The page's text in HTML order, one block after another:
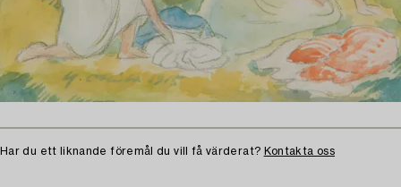
Har du ett liknande föremål du vill få värderat? Kontakta oss